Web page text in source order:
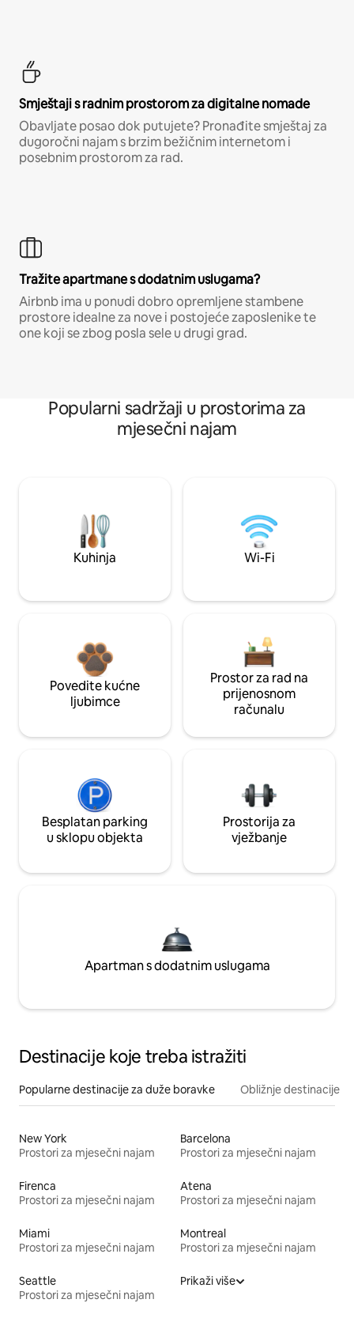
Smještaji s radnim prostorom za digitalne nomade
Obavljate posao dok putujete? Pronađite smještaj za
dugoročni najam s brzim bežičnim internetom i
posebnim prostorom za rad.
Tražite apartmane s dodatnim uslugama?
Airbnb ima u ponudi dobro opremljene stambene
prostore idealne za nove i postojeće zaposlenike te
one koji se zbog posla sele u drugi grad.
Popularni sadržaji u prostorima za
mjesečni najam
Kuhinja Wi-Fi
Povedite kućne
ljubimce
Prostor za rad na
prijenosnom
računalu
Besplatan parking
u sklopu objekta
Prostorija za
vježbanje
Apartman s dodatnim uslugama
Destinacije koje treba istražiti
Popularne destinacije za duže boravke Obližnje destinacije
New York
Prostori za mjesečni najam
Barcelona
Prostori za mjesečni najam
Firenca
Prostori za mjesečni najam
Atena
Prostori za mjesečni najam
Miami
Prostori za mjesečni najam
Montreal
Prostori za mjesečni najam
Seattle
Prostori za mjesečni najam
Prikaži više